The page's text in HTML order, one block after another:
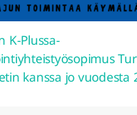
K-Plussa-
kanssa jo vuodesta